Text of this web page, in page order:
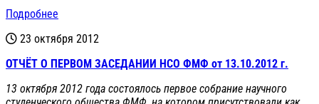
Подробнее
23 октября 2012
ОТЧЁТ О ПЕРВОМ ЗАСЕДАНИИ НСО ФМФ от 13.10.2012 г.
13 октября 2012 года состоялось первое собрание научного